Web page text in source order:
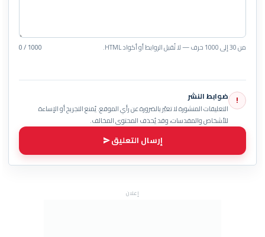
من 30 إلى 1000 حرف — لا تُقبل الروابط أو أكواد HTML. 0 / 1000
! ضوابط النشر
التعليقات المنشورة لا تعبّر بالضرورة عن رأي الموقع. يُمنع التجريح أو الإساءة
للأشخاص والمقدسات، وقد يُحذف المحتوى المخالف.
إرسال التعليق
إعلان